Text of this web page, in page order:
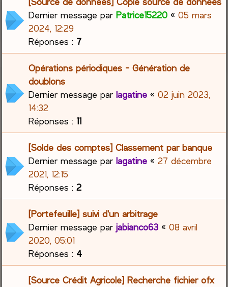
Dernier message parPatrice15220 «05 mars
2024, 12:29
Réponses : 7
Opérations périodiques - Génération de
doublons
Dernier message parlagatine «02 juin 2023,
14:32
Réponses :11
[Solde des comptes] Classement par banque
Dernier message parlagatine «27 décembre
2021, 12:15
Réponses :2
[Portefeuille] suivi d'un arbitrage
Dernier message parjabianco63 «08 avril
2020, 05:01
Réponses : 4
[Source Crédit Agricole] Recherche fichier ofx